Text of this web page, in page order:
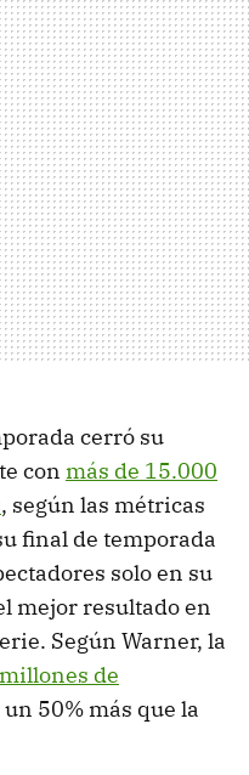
cerró su
con más de 15.000
, según las métricas
final de temporada
solo en su
mejor resultado en
Según Warner, la
de
un 50% más que la